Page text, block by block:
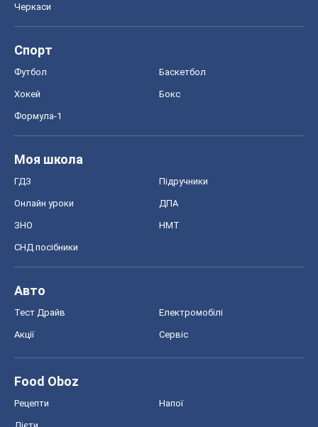
Черкаси
Спорт
Футбол Баскетбол
Хокей Бокс
Формула-1
Моя школа
ГДЗ Підручники
Онлайн уроки ДПА
ЗНО НМТ
СНД посібники
Авто
Тест Драйв Електромобілі
Акції Сервіс
Food Oboz
Рецепти Напої